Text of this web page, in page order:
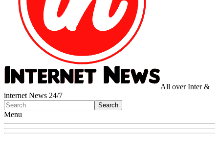
All over Inter &
internet News 24/7
Menu